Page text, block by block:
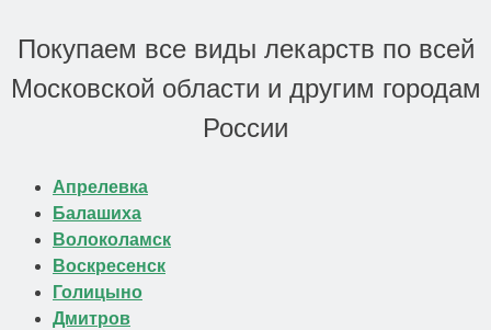
Покупаем все виды лекарств по всей
Московской области и другим городам
России
Апрелевка
Балашиха
Волоколамск
Воскресенск
Голицыно
Дмитров